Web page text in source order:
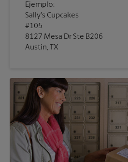
Ejemplo:
Sally's Cupcakes
#105
8127 Mesa Dr Ste B206
Austin, TX